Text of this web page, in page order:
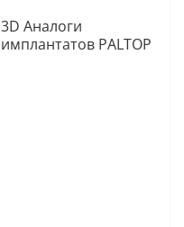
3D Аналоги
имплантатов PALTOP